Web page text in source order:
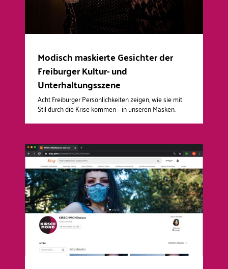
Modisch maskierte Gesichter der
Freiburger Kultur- und
Unterhaltungsszene
Acht Freiburger Persönlichkeiten zeigen, wie sie mit
Stil durch die Krise kommen – in unseren Masken.